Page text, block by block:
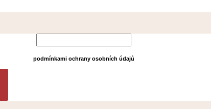
podmínkami ochrany osobních údajů